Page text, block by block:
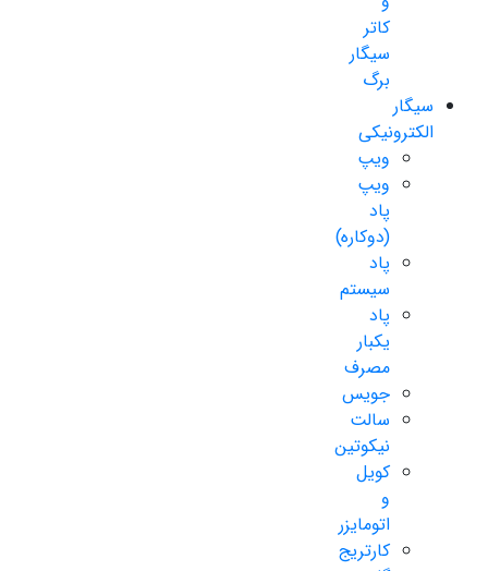
کاتر
سیگار
برگ
سیگار
الکترونیکی
ویپ
ویپ
پاد
(دوکاره)
پاد
سیستم
پاد
یکبار
مصرف
جویس
سالت
نیکوتین
کویل
و
اتومایزر
کارتریج